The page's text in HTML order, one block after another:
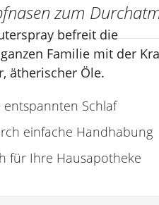
zum
befreit die
Familie mit der
ätherischer Öle.
Schlaf
einfache Handhabung
für Ihre Hausapotheke